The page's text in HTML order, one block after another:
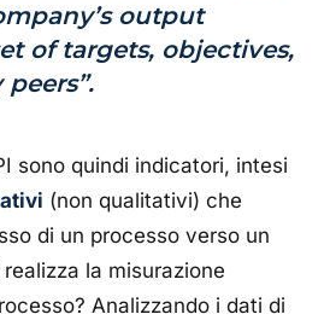
output
of targets, objectives,
sono quindi indicatori, intesi
(non qualitativi) che
di un processo verso un
la misurazione
Analizzando i dati di